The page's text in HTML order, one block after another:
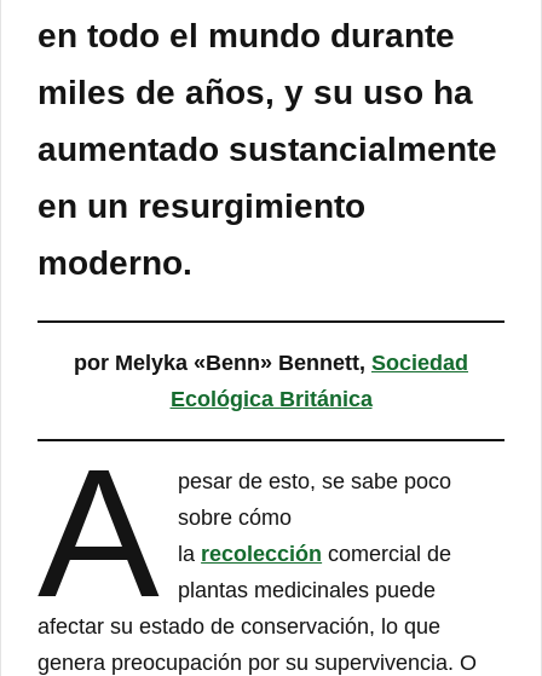
en todo el mundo durante
miles de años, y su uso ha
aumentado sustancialmente
en un resurgimiento
moderno.
por Melyka «Benn» Bennett, Sociedad
Ecológica Británica
A
pesar de esto, se sabe poco
sobre cómo
la recolección comercial de
plantas medicinales puede
afectar su estado de conservación, lo que
genera preocupación por su supervivencia. O